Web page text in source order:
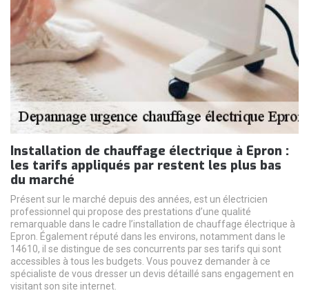
Installation de chauffage électrique à Epron :
les tarifs appliqués par restent les plus bas
du marché
Présent sur le marché depuis des années, est un électricien
professionnel qui propose des prestations d’une qualité
remarquable dans le cadre l’installation de chauffage électrique à
Epron. Également réputé dans les environs, notamment dans le
14610, il se distingue de ses concurrents par ses tarifs qui sont
accessibles à tous les budgets. Vous pouvez demander à ce
spécialiste de vous dresser un devis détaillé sans engagement en
visitant son site internet.